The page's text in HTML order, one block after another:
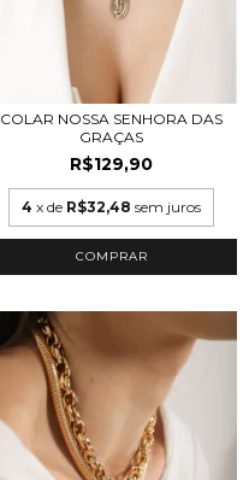
COLAR NOSSA SENHORA DAS
GRAÇAS
R$129,90
4 x de R$32,48 sem juros